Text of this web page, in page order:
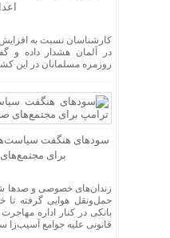
کارشناسان نسبت به
در آلمان هشدار داده و
روزمره مسلمانان در این
سود‌های هنگفت
برای
زندان‌های خصوصی و صدها
حمل‌ونقل هوایی گرفته تا
بانکی در کنار اداره
قانونی علیه جوامع آسیب‌زا